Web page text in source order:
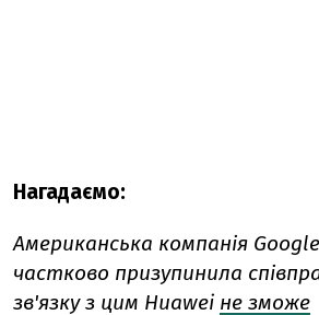
Нагадаємо:
Американська компанія
частково призупинила
зв'язку з цим Huawei не зможе